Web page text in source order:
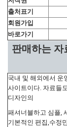
출처표기
회원가입
바로가기
판매하는
국내 및 해외에서 운
사이트이다. 자료들
디자인의
패셔너블하고 심플,
기본적인 편집,수정